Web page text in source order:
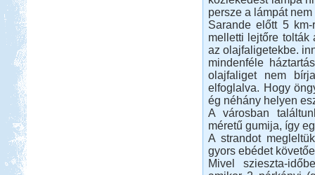
persze a lámpát
Sarande előtt 5
melletti lejtőre tolták
az olajfaligetekbe.
mindenféle
olajfaliget nem
elfoglalva. Hogy
ég néhány helyen
A városban
méretű gumija, így
A strandot
gyors ebédet
Mivel szieszta-